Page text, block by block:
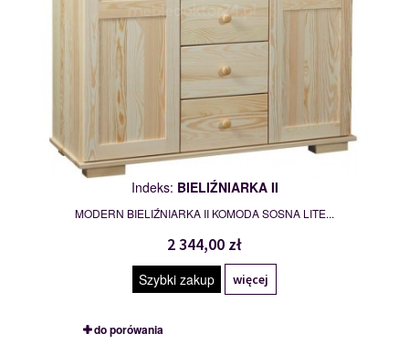
Indeks: BIELIŹNIARKA II
MODERN BIELIŹNIARKA II KOMODA SOSNA LITE...
2 344,00 zł
Szybki zakup więcej
do porówania